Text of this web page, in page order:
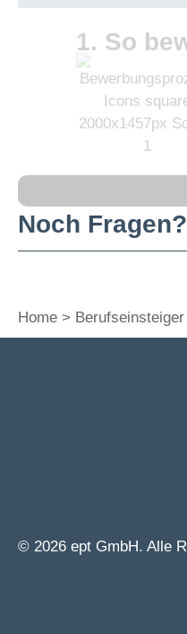
1. So
Noch Fragen?
Home
© 2026 ept GmbH. Alle